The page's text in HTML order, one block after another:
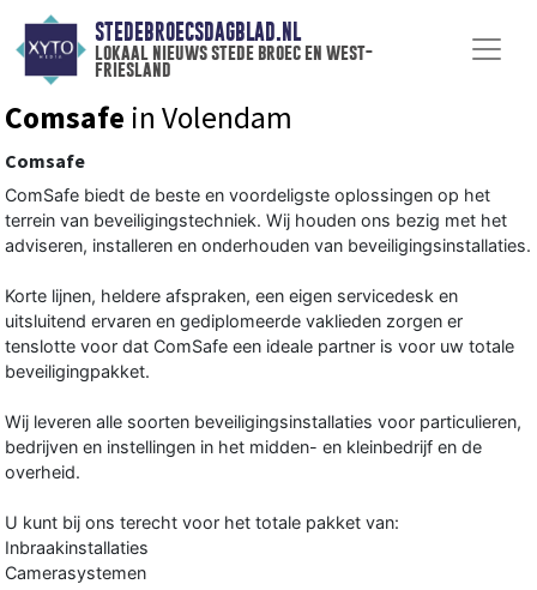
STEDEBROECSDAGBLAD.NL
lokaal nieuws stede broec en west-
friesland
Comsafe in Volendam
Comsafe
ComSafe biedt de beste en voordeligste oplossingen op het
terrein van beveiligingstechniek. Wij houden ons bezig met het
adviseren, installeren en onderhouden van beveiligingsinstallaties.
Korte lijnen, heldere afspraken, een eigen servicedesk en
uitsluitend ervaren en gediplomeerde vaklieden zorgen er
tenslotte voor dat ComSafe een ideale partner is voor uw totale
beveiligingpakket.
Wij leveren alle soorten beveiligingsinstallaties voor particulieren,
bedrijven en instellingen in het midden- en kleinbedrijf en de
overheid.
U kunt bij ons terecht voor het totale pakket van:
Inbraakinstallaties
Camerasystemen